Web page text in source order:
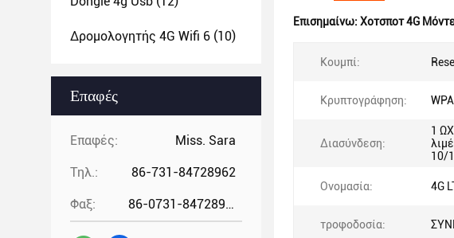
Δρομολογητής 4G Wifi 6 (10)
Επαφές
Επαφές: Miss. Sara
Τηλ.: 86-731-84728962
Φαξ: 86-0731-84728962
Επισημαίνω: Χοτσποτ 4G
Κουμπί:
Κρυπτογράφηση:
Διασύνδεση:
1
10/
Ονομασία: 4G
τροφοδοσία: